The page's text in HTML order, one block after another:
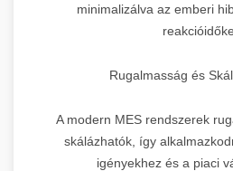
minimalizálva az emberi
Rugalmasság és
A modern MES rendszerek
skálázhatók, így
igényekhez és a piaci